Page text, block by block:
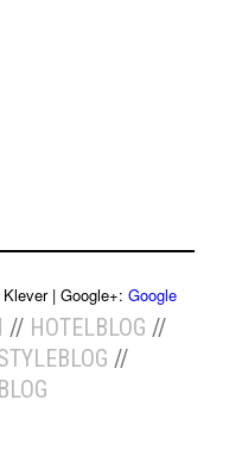
Klever | Google+: Google
// HOTELBLOG //
//